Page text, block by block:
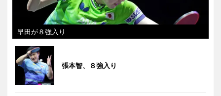
早田が８強入り
張本智、８強入り